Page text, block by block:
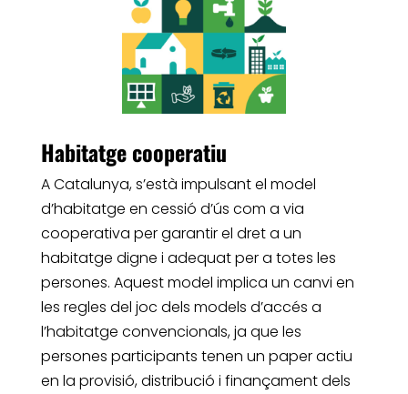
Habitatge cooperatiu
A Catalunya, s’està impulsant el model
d’habitatge en cessió d’ús com a via
cooperativa per garantir el dret a un
habitatge digne i adequat per a totes les
persones. Aquest model implica un canvi en
les regles del joc dels models d’accés a
l’habitatge convencionals, ja que les
persones participants tenen un paper actiu
en la provisió, distribució i finançament dels